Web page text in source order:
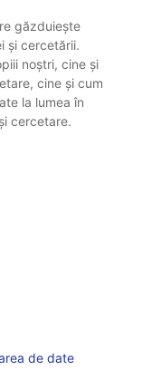
găzduiește
și cercetării.
noștri, cine și
cine și cum
la lumea în
cercetare.
de date